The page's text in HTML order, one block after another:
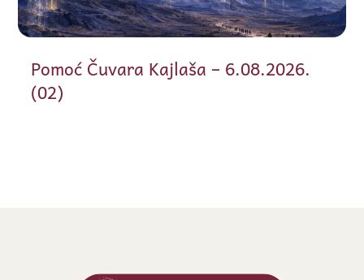
Pomoć Čuvara Kajlaša – 6.08.2026.
(02)